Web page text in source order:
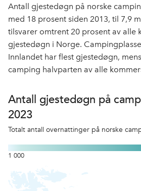
Antall gjestedøgn på norske
med 18 prosent siden 2013, til 7,9
tilsvarer omtrent 20 prosent av alle
gjestedøgn i Norge.
Innlandet har flest gjestedøgn,
camping halvparten av alle